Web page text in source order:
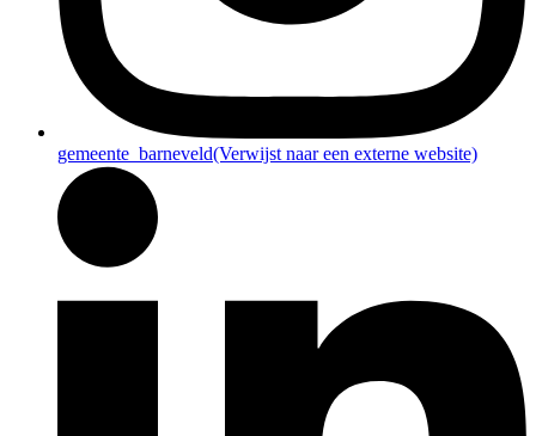
gemeente_barneveld(Verwijst naar een externe website)